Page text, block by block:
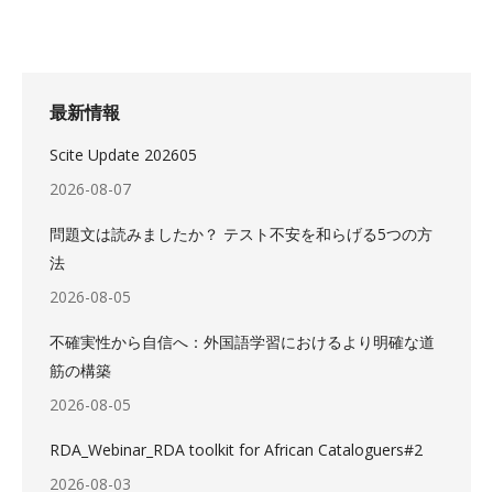
最新情報
Scite Update 202605
2026-08-07
問題文は読みましたか？ テスト不安を和らげる5つの方
法
2026-08-05
不確実性から自信へ：外国語学習におけるより明確な道
筋の構築
2026-08-05
RDA_Webinar_RDA toolkit for African Cataloguers#2
2026-08-03